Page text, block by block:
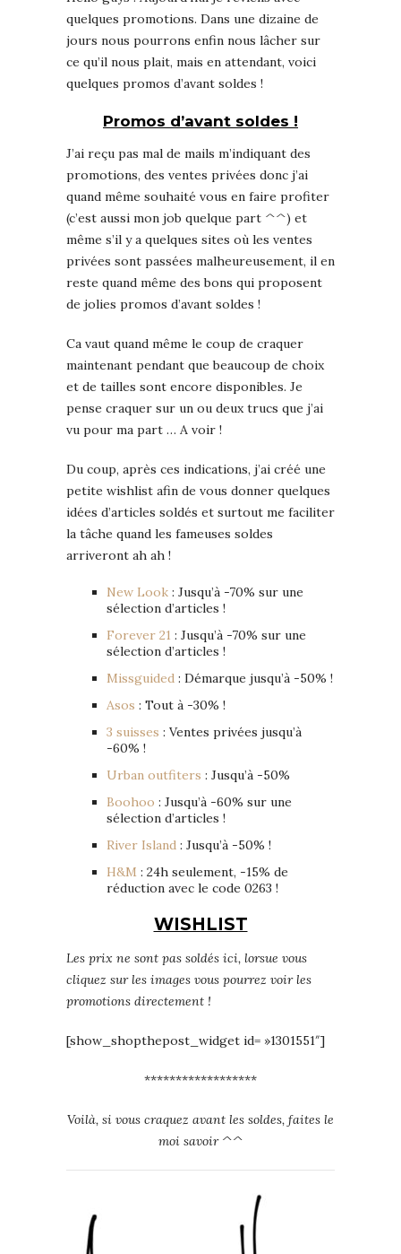
quelques promotions. Dans une dizaine de
jours nous pourrons enfin nous lâcher sur
ce qu’il nous plait, mais en attendant, voici
quelques promos d’avant soldes !
Promos d’avant soldes !
J’ai reçu pas mal de mails m’indiquant des
promotions, des ventes privées donc j’ai
quand même souhaité vous en faire profiter
(c’est aussi mon job quelque part ^^) et
même s’il y a quelques sites où les ventes
privées sont passées malheureusement, il en
reste quand même des bons qui proposent
de jolies promos d’avant soldes !
Ca vaut quand même le coup de craquer
maintenant pendant que beaucoup de choix
et de tailles sont encore disponibles. Je
pense craquer sur un ou deux trucs que j’ai
vu pour ma part … A voir !
Du coup, après ces indications, j’ai créé une
petite wishlist afin de vous donner quelques
idées d’articles soldés et surtout me faciliter
la tâche quand les fameuses soldes
arriveront ah ah !
New Look : Jusqu’à -70% sur une
sélection d’articles !
Forever 21 : Jusqu’à -70% sur une
sélection d’articles !
Missguided : Démarque jusqu’à -50% !
Asos : Tout à -30% !
3 suisses : Ventes privées jusqu’à
-60% !
Urban outfiters : Jusqu’à -50%
Boohoo : Jusqu’à -60% sur une
sélection d’articles !
River Island : Jusqu’à -50% !
H&M : 24h seulement, -15% de
réduction avec le code 0263 !
WISHLIST
Les prix ne sont pas soldés ici, lorsue vous
cliquez sur les images vous pourrez voir les
promotions directement !
[show_shopthepost_widget id= »1301551″]
******************
Voilà, si vous craquez avant les soldes, faites le
moi savoir ^^